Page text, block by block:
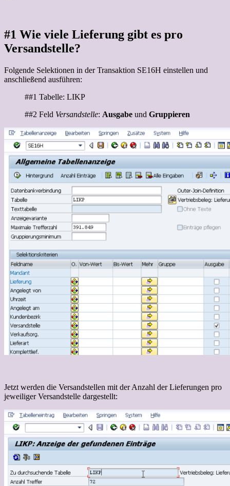
#1 Wie viele Lieferung gibt es pro
Versandstelle?
Folgende Selektionen in der Transaktion SE16H einstellen und
anschließend ausführen:
##1 Tabelle: LIKP
##2 Feld Versandstelle: Ausgabe und Gruppieren
Jetzt werden die Versandstellen mit der Anzahl der Lieferungen pro
jeweiliger Versandstelle dargestellt: